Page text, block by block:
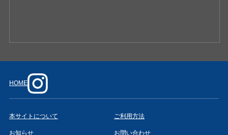
HOME
本サイトについて ご利用方法
お知らせ お問い合わせ